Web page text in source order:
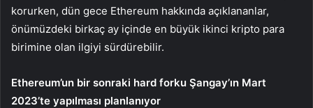
korurken, dün gece Ethereum hakkında açıklananlar,
önümüzdeki birkaç ay içinde en büyük ikinci kripto para
birimine olan ilgiyi sürdürebilir.
Ethereum’un bir sonraki hard forku Şangay’ın Mart
2023’te yapılması planlanıyor